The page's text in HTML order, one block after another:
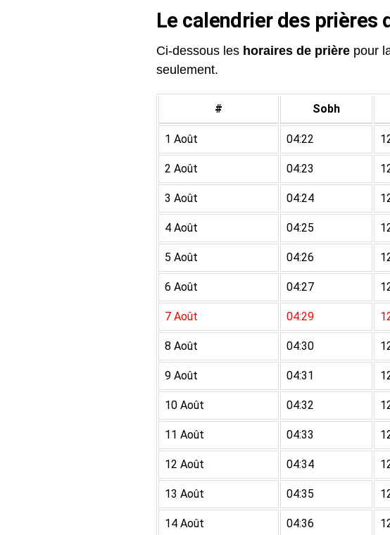
Le calendrier des prières
Ci-dessous les horaires de prière pour
seulement.
# Sobh
1 Août 04:22
2 Août 04:23
3 Août 04:24
4 Août 04:25
5 Août 04:26
6 Août 04:27
7 Août 04:29
8 Août 04:30
9 Août 04:31
10 Août 04:32
11 Août 04:33
12 Août 04:34
13 Août 04:35
14 Août 04:36